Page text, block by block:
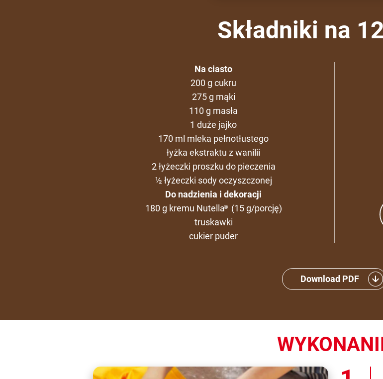
Składniki na
Na ciasto
200 g cukru
275 g mąki
110 g masła
1 duże jajko
170 ml mleka pełnotłustego
łyżka ekstraktu z wanilii
2 łyżeczki proszku do pieczenia
½ łyżeczki sody oczyszczonej
Do nadzienia i dekoracji
180 g kremu Nutella®
(15 g/porcję)
truskawki
cukier puder
Download PDF